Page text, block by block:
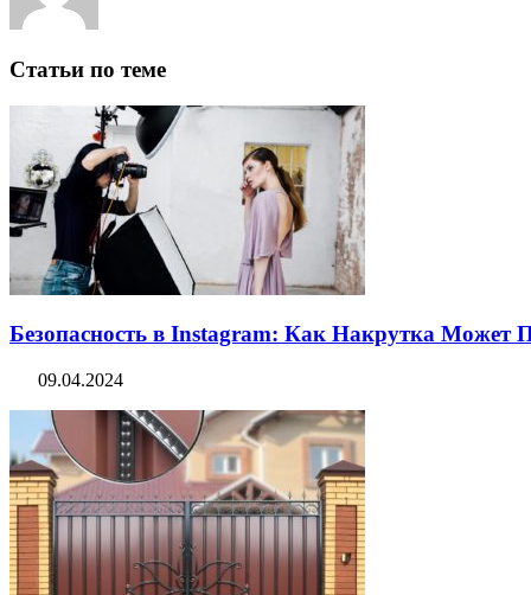
Статьи по теме
Безопасность в Instagram: Как Накрутка
09.04.2024